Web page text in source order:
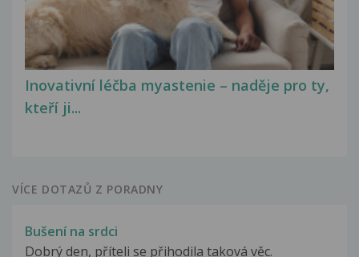
Inovativní léčba myastenie – naděje pro ty,
kteří ji...
VÍCE DOTAZŮ Z PORADNY
Bušení na srdci
Dobrý den, příteli se přihodila taková věc.